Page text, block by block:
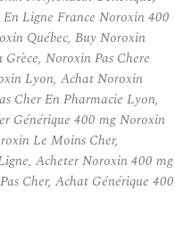
Ligne France Noroxin 400
Québec, Buy Noroxin
Noroxin Pas Chere
Lyon, Achat Noroxin
Cher En Pharmacie Lyon,
Générique 400 mg Noroxin
Le Moins Cher,
Acheter Noroxin 400 mg
Cher, Achat Générique 400